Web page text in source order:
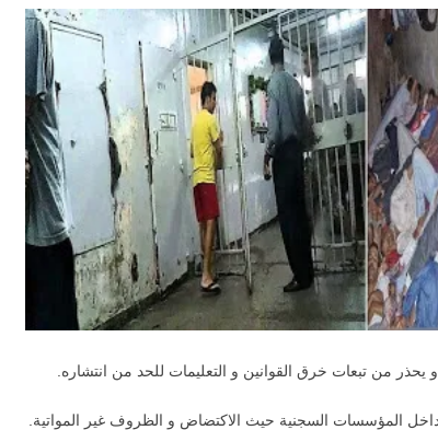
المؤسسات السجنية حيث الاكتضاض و الظروف غير المواتية.